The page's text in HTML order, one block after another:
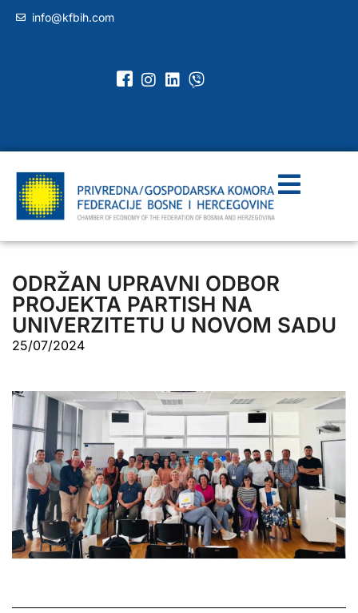
info@kfbih.com
ODRŽAN UPRAVNI ODBOR
PROJEKTA PARTISH NA
UNIVERZITETU U NOVOM SADU
25/07/2024